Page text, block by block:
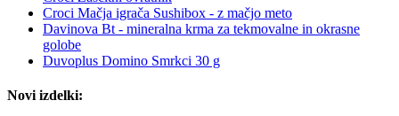
Croci Mačja igrača Sushibox - z mačjo meto
Davinova Bt - mineralna krma za tekmovalne in okrasne
golobe
Duvoplus Domino Smrkci 30 g
Novi izdelki: